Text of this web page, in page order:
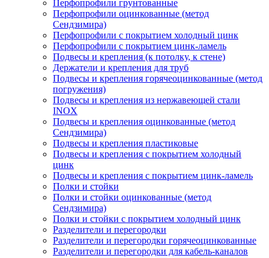
Перфопрофили грунтованные
Перфопрофили оцинкованные (метод
Сендзимира)
Перфопрофили с покрытием холодный цинк
Перфопрофили с покрытием цинк-ламель
Подвесы и крепления (к потолку, к стене)
Держатели и крепления для труб
Подвесы и крепления горячеоцинкованные (метод
погружения)
Подвесы и крепления из нержавеющей стали
INOX
Подвесы и крепления оцинкованные (метод
Сендзимира)
Подвесы и крепления пластиковые
Подвесы и крепления с покрытием холодный
цинк
Подвесы и крепления с покрытием цинк-ламель
Полки и стойки
Полки и стойки оцинкованные (метод
Сендзимира)
Полки и стойки с покрытием холодный цинк
Разделители и перегородки
Разделители и перегородки горячеоцинкованные
Разделители и перегородки для кабель-каналов